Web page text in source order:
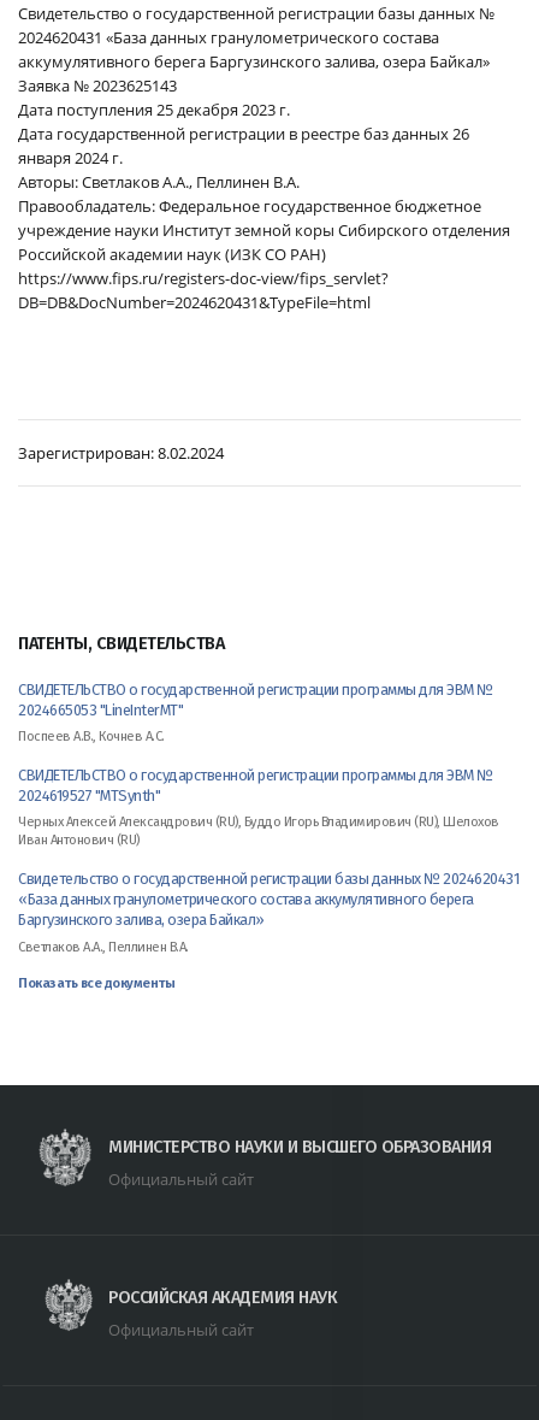
ПАТЕНТЫ, СВИДЕТЕЛЬСТВА
СВИДЕТЕЛЬСТВО о государственной регистрации программы для ЭВМ №
2024665053 "LineInterMT"
Поспеев А.В., Кочнев А.С.
СВИДЕТЕЛЬСТВО о государственной регистрации программы для ЭВМ №
2024619527 "MTSynth"
Черных Алексей Александрович (RU), Буддо Игорь Владимирович (RU), Шелохов
Иван Антонович (RU)
Свидетельство о государственной регистрации базы данных № 2024620431
«База данных гранулометрического состава аккумулятивного берега
Баргузинского залива, озера Байкал»
Светлаков А.А., Пеллинен В.А.
Показать все документы
Свидетельство о государственной регистрации базы данных №
2024620431 «База данных гранулометрического состава
аккумулятивного берега Баргузинского залива, озера Байкал»
Заявка № 2023625143
Дата поступления 25 декабря 2023 г.
Дата государственной регистрации в реестре баз данных 26
января 2024 г.
Авторы: Светлаков А.А., Пеллинен В.А.
Правообладатель: Федеральное государственное бюджетное
учреждение науки Институт земной коры Сибирского отделения
Российской академии наук (ИЗК СО РАН)
https://www.fips.ru/registers-doc-view/fips_servlet?
DB=DB&DocNumber=2024620431&TypeFile=html
Зарегистрирован:8.02.2024
МИНИСТЕРСТВО НАУКИ И ВЫСШЕГО ОБРАЗОВАНИЯ
Официальный сайт
РОССИЙСКАЯ АКАДЕМИЯ НАУК
Официальный сайт